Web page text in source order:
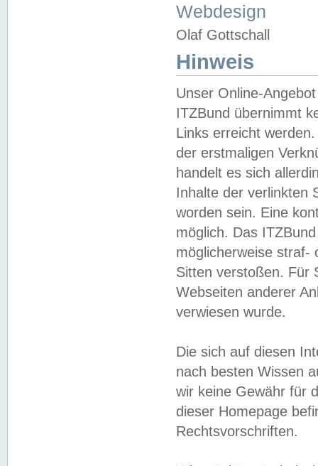
Webdesign
Olaf Gottschall
Hinweis
Unser Online-
ITZBund übernimmt
Links erreicht
der erstmaligen
handelt es sich
Inhalte der verlinkten
worden sein. Eine
möglich. Das
möglicherweise straf-
Sitten verstoßen. Für
Webseiten anderer
verwiesen wurde.
Die sich auf diesen
nach besten Wissen
wir keine Gewähr für
dieser Homepage
Rechtsvorschriften.